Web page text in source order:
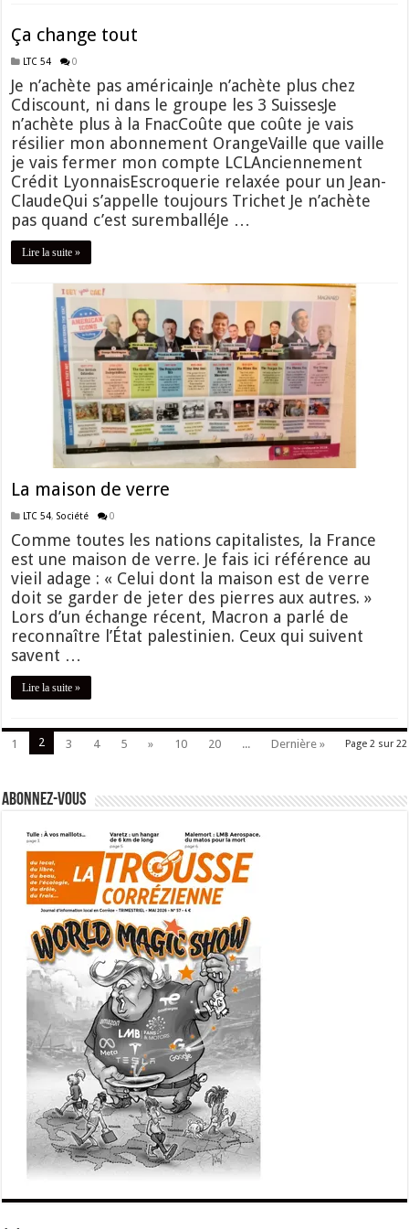
Ça change tout
LTC 54 0
Je n’achète pas américainJe n’achète plus chez
Cdiscount, ni dans le groupe les 3 SuissesJe
n’achète plus à la FnacCoûte que coûte je vais
résilier mon abonnement OrangeVaille que vaille
je vais fermer mon compte LCLAnciennement
Crédit LyonnaisEscroquerie relaxée pour un Jean-
ClaudeQui s’appelle toujours Trichet Je n’achète
pas quand c’est suremballéJe …
Lire la suite »
La maison de verre
LTC 54,Société 0
Comme toutes les nations capitalistes, la France
est une maison de verre. Je fais ici référence au
vieil adage : « Celui dont la maison est de verre
doit se garder de jeter des pierres aux autres. »
Lors d’un échange récent, Macron a parlé de
reconnaître l’État palestinien. Ceux qui suivent
savent …
Lire la suite »
Page 2 sur 22
1 2 3 4 5 » 10 20 ... Dernière »
Abonnez-vous